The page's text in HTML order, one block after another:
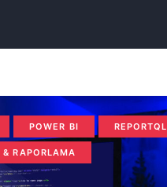
POWER BI REPORTQL
RAPORLAMA